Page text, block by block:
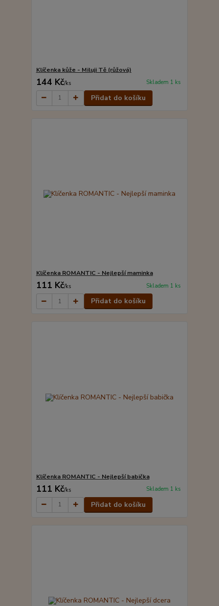
Klíčenka kůže - Miluji Tě (růžová)
144 Kč/ks Skladem 1 ks
Přidat do košíku
Klíčenka ROMANTIC - Nejlepší maminka
111 Kč/ks Skladem 1 ks
Přidat do košíku
Klíčenka ROMANTIC - Nejlepší babička
111 Kč/ks Skladem 1 ks
Přidat do košíku